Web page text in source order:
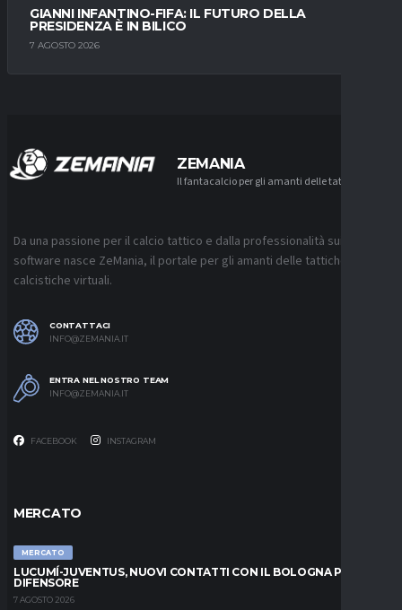
GIANNI INFANTINO-FIFA: IL FUTURO DELLA
PRESIDENZA È IN BILICO
7 AGOSTO 2026
ZEMANIA
Il fantacalcio per gli amanti delle tattiche
Da una passione per il calcio tattico e dalla professionalità sui
software nasce ZeMania, il portale per gli amanti delle tattiche
calcistiche virtuali.
CONTATTACI
INFO@ZEMANIA.IT
ENTRA NEL NOSTRO TEAM
INFO@ZEMANIA.IT
FACEBOOK INSTAGRAM
MERCATO
MERCATO
LUCUMÍ-JUVENTUS, NUOVI CONTATTI CON IL BOLOGNA PER IL
DIFENSORE
7 AGOSTO 2026